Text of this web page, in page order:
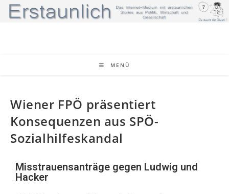
MENÜ
Wiener FPÖ präsentiert
Konsequenzen aus SPÖ-
Sozialhilfeskandal
Misstrauensanträge gegen Ludwig und
Hacker